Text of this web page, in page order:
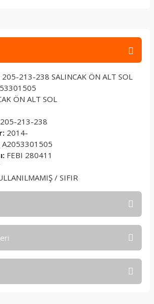
205-213-238 SALINCAK ÖN ALT SOL
ÖN ALT SOL
205-213-238
2014-
A2053301505
FEBI 280411
/ SIFIR